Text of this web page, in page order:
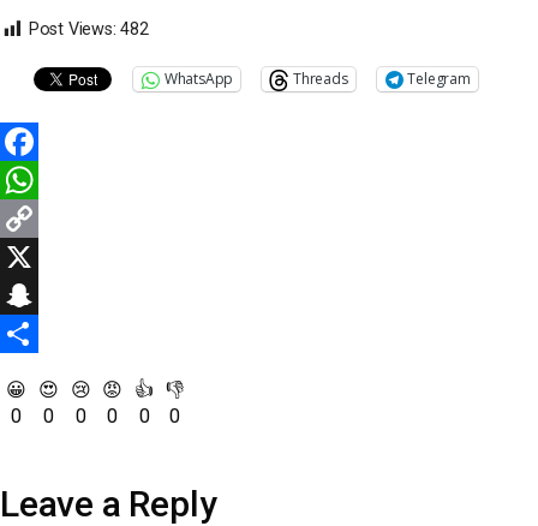
Post Views: 482
WhatsApp Threads Telegram
Facebook
WhatsApp
Copy
Link
X
Snapchat
😀
0
😍
0
😢
0
😡
0
👍
0
👎
0
Leave a Reply